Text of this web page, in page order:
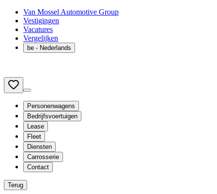
Van Mossel Automotive Group
Vestigingen
Vacatures
Vergelijken
be - Nederlands
Personenwagens
Bedrijfsvoertuigen
Lease
Fleet
Diensten
Carrosserie
Contact
Terug